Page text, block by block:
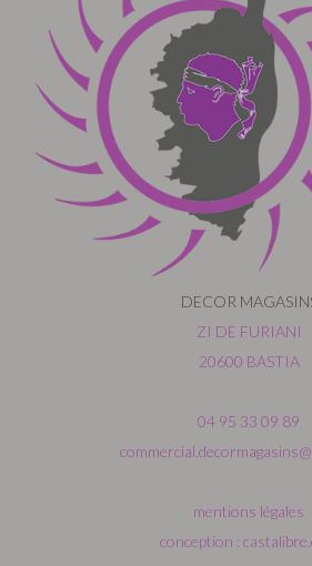
DECOR
ZI DE FURIANI
20600 BASTIA
04 95 33 09 89
mentions légales
conception :